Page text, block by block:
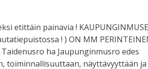
etittäin painavia !
! ) ON MM
Taidenusro ha Jaupunginmusro edes
toiminnallisuuttaan, näyttävyyttään ja